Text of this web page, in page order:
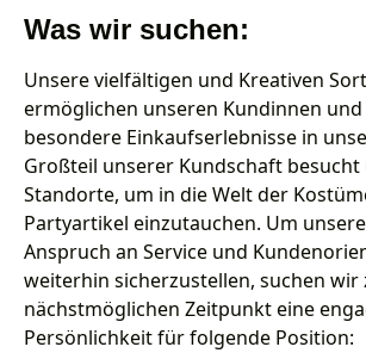
Was wir suchen:
Unsere vielfältigen und Kreativen
ermöglichen unseren Kundinnen und
besondere Einkaufserlebnisse in
Großteil unserer Kundschaft besucht
Standorte, um in die Welt der
Partyartikel einzutauchen. Um
Anspruch an Service und
weiterhin sicherzustellen, suchen wir
nächstmöglichen Zeitpunkt eine
Persönlichkeit für folgende Position: